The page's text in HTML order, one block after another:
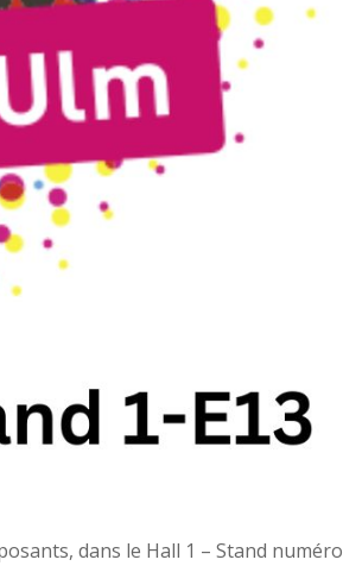
dans le Hall 1 – Stand numéro